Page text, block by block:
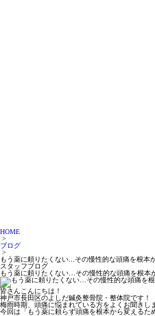
HOME
>
ブログ
>
もう薬に頼りたくない...その慢性的な頭痛を根本
スタッフブログ
もう薬に頼りたくない…その慢性的な頭痛を根本
皆さんこんにちは！
神戸市長田区のよしだ鍼灸整骨院・整体院です！
梅雨時期、頭痛に悩まれている方をよくお聞きし
今回は「もう薬に頼らず頭痛を根本から変えるた